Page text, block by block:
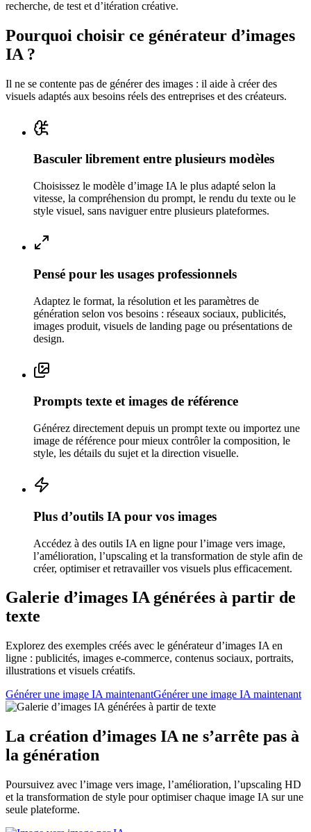
recherche, de test et d’itération créative.
Pourquoi choisir ce générateur d’images
IA ?
Il ne se contente pas de générer des images : il aide à créer des
visuels adaptés aux besoins réels des entreprises et des créateurs.
Basculer librement entre plusieurs modèles
Choisissez le modèle d’image IA le plus adapté selon la
vitesse, la compréhension du prompt, le rendu du texte ou le
style visuel, sans naviguer entre plusieurs plateformes.
Pensé pour les usages professionnels
Adaptez le format, la résolution et les paramètres de
génération selon vos besoins : réseaux sociaux, publicités,
images produit, visuels de landing page ou présentations de
design.
Prompts texte et images de référence
Générez directement depuis un prompt texte ou importez une
image de référence pour mieux contrôler la composition, le
style, les détails du sujet et la direction visuelle.
Plus d’outils IA pour vos images
Accédez à des outils IA en ligne pour l’image vers image,
l’amélioration, l’upscaling et la transformation de style afin de
créer, optimiser et retravailler vos visuels plus efficacement.
Galerie d’images IA générées à partir de
texte
Explorez des exemples créés avec le générateur d’images IA en
ligne : publicités, images e-commerce, contenus sociaux, portraits,
illustrations et visuels créatifs.
Générer une image IA maintenantGénérer une image IA maintenant
La création d’images IA ne s’arrête pas à
la génération
Poursuivez avec l’image vers image, l’amélioration, l’upscaling HD
et la transformation de style pour optimiser chaque image IA sur une
seule plateforme.